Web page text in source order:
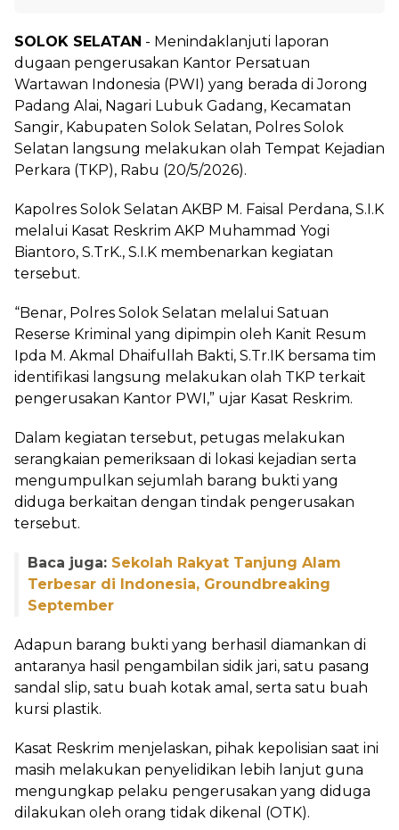
SOLOK SELATAN - Menindaklanjuti laporan
dugaan pengerusakan Kantor Persatuan
Wartawan Indonesia (PWI) yang berada di Jorong
Padang Alai, Nagari Lubuk Gadang, Kecamatan
Sangir, Kabupaten Solok Selatan, Polres Solok
Selatan langsung melakukan olah Tempat Kejadian
Perkara (TKP), Rabu (20/5/2026).
Kapolres Solok Selatan AKBP M. Faisal Perdana, S.I.K
melalui Kasat Reskrim AKP Muhammad Yogi
Biantoro, S.TrK., S.I.K membenarkan kegiatan
tersebut.
“Benar, Polres Solok Selatan melalui Satuan
Reserse Kriminal yang dipimpin oleh Kanit Resum
Ipda M. Akmal Dhaifullah Bakti, S.Tr.IK bersama tim
identifikasi langsung melakukan olah TKP terkait
pengerusakan Kantor PWI,” ujar Kasat Reskrim.
Dalam kegiatan tersebut, petugas melakukan
serangkaian pemeriksaan di lokasi kejadian serta
mengumpulkan sejumlah barang bukti yang
diduga berkaitan dengan tindak pengerusakan
tersebut.
Baca juga: Sekolah Rakyat Tanjung Alam
Terbesar di Indonesia, Groundbreaking
September
Adapun barang bukti yang berhasil diamankan di
antaranya hasil pengambilan sidik jari, satu pasang
sandal slip, satu buah kotak amal, serta satu buah
kursi plastik.
Kasat Reskrim menjelaskan, pihak kepolisian saat ini
masih melakukan penyelidikan lebih lanjut guna
mengungkap pelaku pengerusakan yang diduga
dilakukan oleh orang tidak dikenal (OTK).